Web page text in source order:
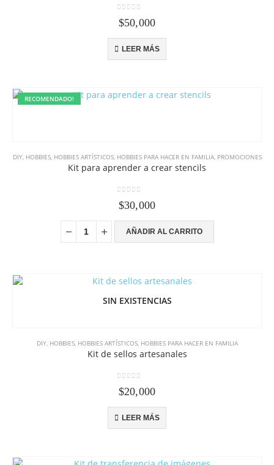
$50,000
LEER MÁS
RECOMENDADO!
DIY, HOBBIES, HOBBIES ARTÍSTICOS, HOBBIES PARA HACER EN FAMILIA, PROMOCIONES
Kit para aprender a crear stencils
0out of 5
$30,000
AÑADIR AL CARRITO
SIN EXISTENCIAS
DIY, HOBBIES, HOBBIES ARTÍSTICOS, HOBBIES PARA HACER EN FAMILIA
Kit de sellos artesanales
0out of 5
$20,000
LEER MÁS